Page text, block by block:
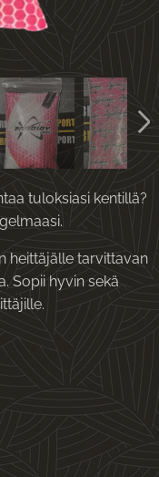
tuloksiasi kentillä?
heittäjälle tarvittavan
Sopii hyvin sekä